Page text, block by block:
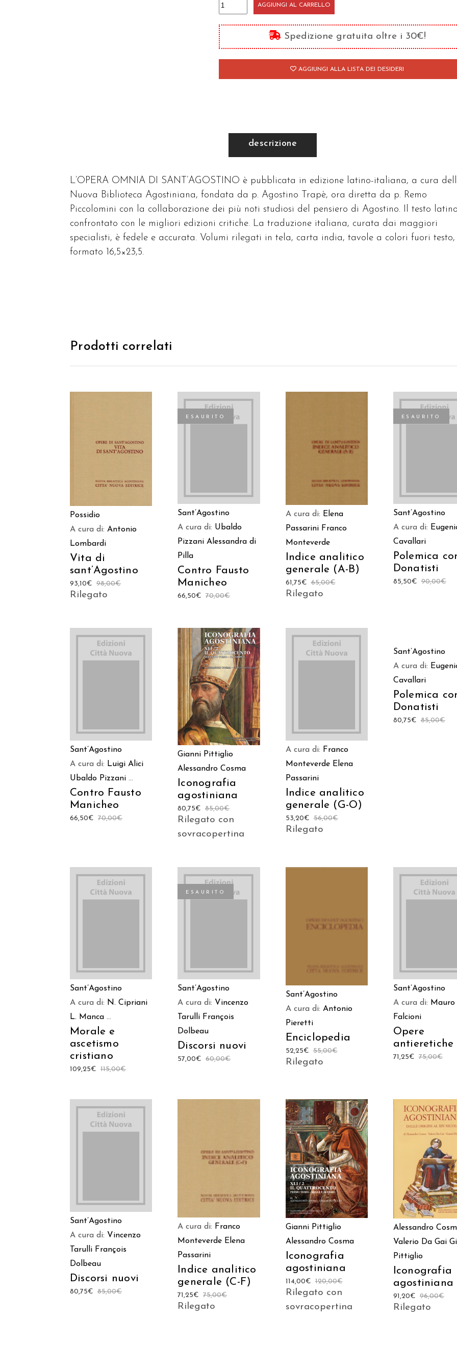
Introduzione
generale
a
Sant'Agostino
quantità
AGGIUNGI AL CARRELLO
Spedizione gratuita oltre i 30€!
AGGIUNGI ALLA LISTA DEI DESIDERI
descrizione
L’OPERA OMNIA DI SANT’AGOSTINO è pubblicata in edizione latino-italiana, a cura
Nuova Biblioteca Agostiniana, fondata da p. Agostino Trapè, ora diretta da p. Remo
Piccolomini con la collaborazione dei più noti studiosi del pensiero di Agostino. Il testo
confrontato con le migliori edizioni critiche. La traduzione italiana, curata dai maggiori
specialisti, è fedele e accurata. Volumi rilegati in tela, carta india, tavole a colori fuori testo,
formato 16,5×23,5.
Prodotti correlati
AGGIUNGI AL
Possidio
A cura di: Antonio
Lombardi
Vita di
sant’Agostino
98,00€
93,10€
Rilegato
ESAURITO
Sant’Agostino
A cura di: Ubaldo
Pizzani Alessandra di
Pilla
Contro Fausto
Manicheo
70,00€
66,50€
AGGIUNGI AL
CARRELLO
A cura di: Elena
Passarini Franco
Monteverde
Indice analitico
generale (A-B)
65,00€
61,75€
Rilegato
ESAURITO
Sant’Agostino
A cura di:
Cavallari
Polemica
Donatisti
90,00€
85,50€
Sant’Agostino
A cura di: Luigi Alici
Ubaldo Pizzani ...
Contro Fausto
Manicheo
70,00€
66,50€
AGGIUNGI AL
CARRELLO
Gianni Pittiglio
Alessandro Cosma
Iconografia
agostiniana
85,00€
80,75€
Rilegato con
sovracopertina
A cura di: Franco
Monteverde Elena
Passarini
Indice analitico
generale (G-O)
56,00€
53,20€
Rilegato
AGGIUNGI AL
CARRELLO
Sant’Agostino
A cura di:
Cavallari
Polemica
Donatisti
85,00€
80,75€
Sant’Agostino
A cura di: N. Cipriani
L. Manca ...
Morale e
ascetismo
cristiano
115,00€
109,25€
ESAURITO
Sant’Agostino
A cura di: Vincenzo
Tarulli François
Dolbeau
Discorsi nuovi
60,00€
57,00€
AGGIUNGI AL
Sant’Agostino
A cura di: Antonio
Pieretti
Enciclopedia
55,00€
52,25€
Rilegato
Sant’Agostino
A cura di: Mauro
Falcioni
Opere
antieretiche
75,00€
71,25€
Sant’Agostino
A cura di: Vincenzo
Tarulli François
Dolbeau
Discorsi nuovi
85,00€
80,75€
AGGIUNGI AL
CARRELLO
A cura di: Franco
Monteverde Elena
Passarini
Indice analitico
generale (C-F)
75,00€
71,25€
Rilegato
AGGIUNGI AL
CARRELLO
Gianni Pittiglio
Alessandro Cosma
Iconografia
agostiniana
120,00€
114,00€
Rilegato con
sovracopertina
AGGIUNGI AL
CARRELLO
Alessandro
Valerio Da Gai
Pittiglio
Iconografia
agostiniana
96,00€
91,20€
Rilegato